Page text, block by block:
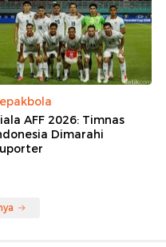
AFF 2026: Timnas
Dimarahi